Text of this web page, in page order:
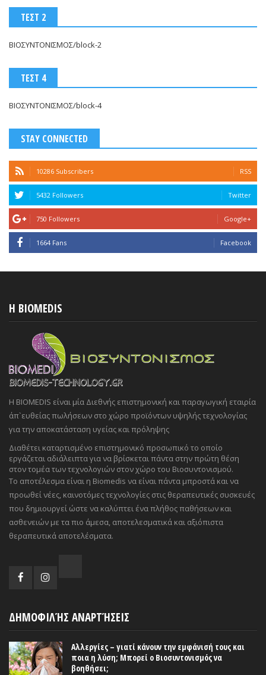
ΤΕΣΤ 2
ΒΙΟΣΥΝΤΟΝΙΣΜΟΣ/block-2
ΤΕΣΤ 4
ΒΙΟΣΥΝΤΟΝΙΣΜΟΣ/block-4
STAY CONNECTED
10286 Subscribers RSS
5432 Followers Twitter
750 Followers Google+
1664 Fans Facebook
H BIOMEDIS
Η BIOMEDIS είναι μία Διεθνής επιστημονική και παραγωγική εταιρία
άπ`ευθείας πωλήσεων στο χώρο προϊόντων υψηλής τεχνολογίας
για την αποκατάσταση υγείας και πρόληψης
Διαθέτει καταρτισμένο επιστημονικό προσωπικό το οποίο
εργάζεται αδιάλειπτα για να βρίσκεται πάντα στην πρώτη θέση
στον τομέα των τεχνολογιών στον χώρο του Βιοσυντονισμού.
Το αποτέλεσμα είναι η Biomedis να είναι πάντα μπροστά και να
προωθεί νέες, καινοτόμες τεχνολογίες στις θεραπευτικές συσκευές
που δημιουργεί ώστε να καλύπτει ένα πλήθος παθήσεων και
ασθενειών με τα πιο άμεσα, αποτελεσματικά και αξιόπιστα
θεραπευτικά αποτελέσματα.
ΔΗΜΟΦΙΛΉΣ ΑΝΑΡΤΉΣΕΙΣ
Αλλεργίες – γιατί κάνουν την εμφάνισή τους και
ποια η λύση; Μπορεί ο Βιοσυντονισμός να
βοηθήσει;